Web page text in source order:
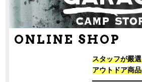
ONLINE SHOP
スタッフが嚴
アウトドア商